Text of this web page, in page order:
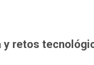
retos